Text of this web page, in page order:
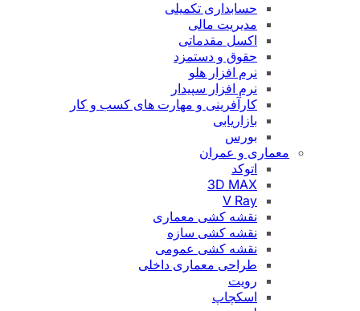
حسابداری تکمیلی
مدیریت مالی
اکسل مقدماتی
حقوق و دستمزد
نرم افزار هلو
نرم افزار سپیدار
کارآفرینی و مهارت های کسب و کار
بازاریابی
بورس
معماری و عمران
اتوکد
3D MAX
V Ray
نقشه کشی معماری
نقشه کشی سازه
نقشه کشی عمومی
طراحی معماری داخلی
رویت
اسکچاپ